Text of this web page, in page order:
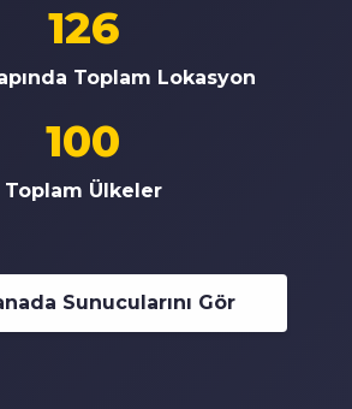
Toplam Lokasyon
126
Toplam Ülkeler
100
Sunucularını Gör